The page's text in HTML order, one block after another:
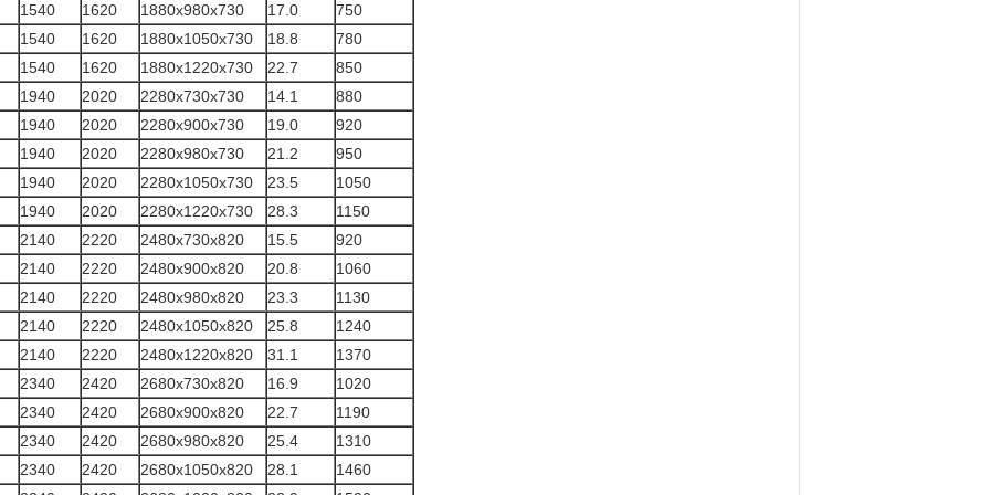
1540 1620 1880x980x730 17.0
750
1540
1620 1880x1050x730 18.8
780
1540
1620 1880x1220x730 22.7
850
1940
2020 2280x730x730 14.1
880
1940
2020 2280x900x730 19.0
920
1940
2020 2280x980x730 21.2
950
1940
2020 2280x1050x730 23.5
1050
1940
2020 2280x1220x730 28.3
1150
2140
2220 2480x730x820 15.5
920
2140
2220 2480x900x820 20.8
1060
2140
2220 2480x980x820 23.3
1130
2140
2220 2480x1050x820 25.8
1240
2140
2220 2480x1220x820 31.1
1370
2340
2420 2680x730x820 16.9
1020
2340
2420 2680x900x820 22.7
1190
2340
2420 2680x980x820 25.4
1310
2340
2420 2680x1050x820 28.1
1460